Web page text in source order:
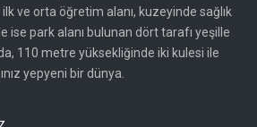
ve orta öğretim alanı, kuzeyinde sağlık
ise park alanı bulunan dört tarafı yeşille
110 metre yüksekliğinde iki kulesi ile
yepyeni bir dünya.